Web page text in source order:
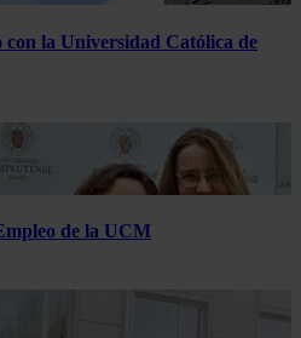
la Universidad Católica de
de la UCM